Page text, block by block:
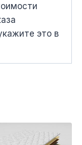
это в